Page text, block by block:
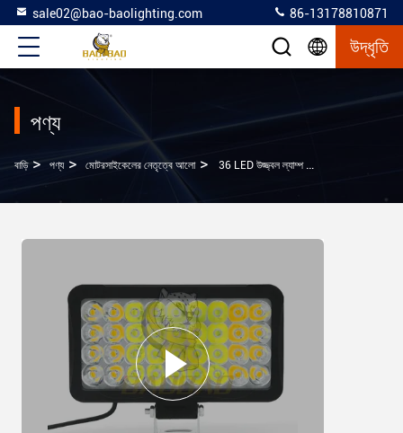
sale02@bao-baolighting.com 86-13178810871
উদ্ধৃতি
পণ্য
বাড়ি > পণ্য > মোটরসাইকেলের নেতৃত্বে আলো > 36 LED উজ্জ্বল ল্যাম্প অ্যালুমিনিয়াম 80V সাদা হলুদ মোটরসাইকেল সূচক আলো